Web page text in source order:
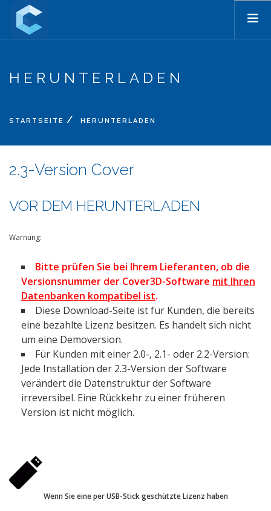
PRODUKTE
BLOG
KONTAKT
SEARCH SITE
HERUNTERLADEN
STARTSEITE HERUNTERLADEN
2.3-Version Cover
VOR DEM HERUNTERLADEN
Warnung:
Bitte prüfen Sie bei Ihrem Lieferanten, ob die
Versionsnummer der Cover3D-Software mit Ihren
Datenbanken kompatibel ist.
Diese Download-Seite ist für Kunden, die bereits
eine bezahlte Lizenz besitzen. Es handelt sich nicht
um eine Demoversion.
Für Kunden mit einer 2.0-, 2.1- oder 2.2-Version:
Jede Installation der 2.3-Version der Software
verändert die Datenstruktur der Software
irreversibel. Eine Rückkehr zu einer früheren
Version ist nicht möglich.
Wenn Sie eine per USB-Stick geschützte Lizenz haben